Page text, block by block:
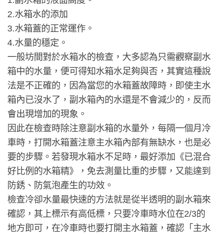
2.水箱水的添加
3.水箱蓋的正常運作。
4.水量的穩定。
一般坊間對於水箱水的檢查，大多認為只需觀察副水
箱中的水量，便可得知水箱水足夠與否，其實這種說
法是不正確的，因為當您的水箱蓋故障時，即使主水
箱內已沒水了，副水箱內的水還是不會減少的，反而
會出現增加的現象。
因此在檢查時除注意副水箱的水量外，每隔一個月冷
車時，打開水箱蓋注意主水箱內部有無缺水，也是必
要的步驟。若發現水箱水不足時，最好添加《已混合
好比例的水箱精》，免去測量比重的步驟，又能達到
防銹、防氣泡產生的功效。
檢查冷卻水量最快速的方法就是從半透明的副水箱來
確認，其上標示有高低標，只要冷車時水位在2/3的
地方即可，在冷車時也要打開主水箱蓋，確認「主水